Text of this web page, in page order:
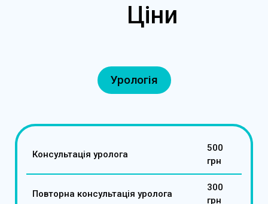
Ціни
Урологія
Консультація уролога
500
грн
Повторна консультація уролога
300
грн